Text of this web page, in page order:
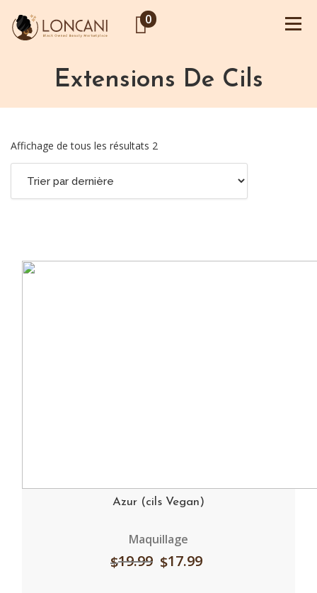
0
Extensions De Cils
Affichage de tous les résultats 2
Azur (cils Vegan)
Maquillage
$19.99 $17.99